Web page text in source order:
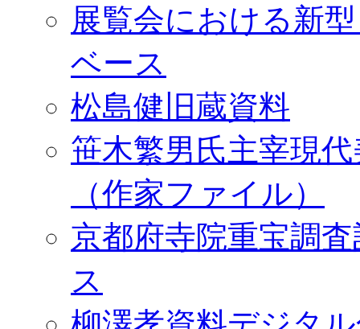
展覧会における新
ベース
松島健旧蔵資料
笹木繁男氏主宰現
（作家ファイル）
京都府寺院重宝調
ス